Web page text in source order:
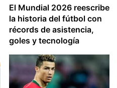
El Mundial 2026 reescribe
la historia del fútbol con
récords de asistencia,
goles y tecnología